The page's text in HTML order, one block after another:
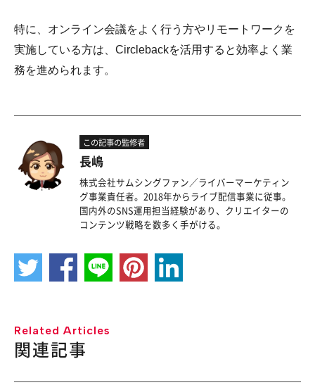
特に、オンライン会議をよく行う方やリモートワークを
実施している方は、Circlebackを活用すると効率よく業
務を進められます。
この記事の監修者
長嶋
株式会社サムシングファン／ライバーマーケティン
グ事業責任者。2018年からライブ配信事業に従事。
国内外のSNS運用担当経験があり、クリエイターの
コンテンツ戦略を数多く手がける。
Related Articles
関連記事